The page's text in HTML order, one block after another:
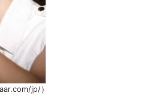
jp/）